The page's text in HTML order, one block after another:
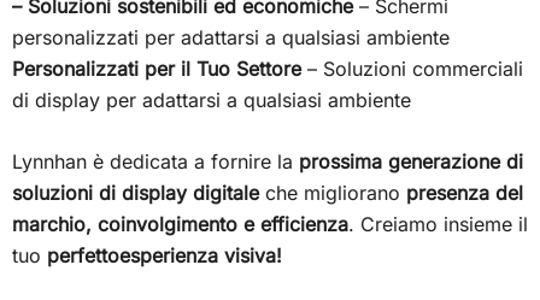
– Soluzioni sostenibili ed economiche– Schermi
personalizzati per adattarsi a qualsiasi ambiente
Personalizzati per il Tuo Settore– Soluzioni commerciali
di display per adattarsi a qualsiasi ambiente
Lynnhan è dedicata a fornire la prossima generazione di
soluzioni di display digitaleche migliorano presenza del
marchio, coinvolgimento e efficienza. Creiamo insieme il
tuo perfettoesperienza visiva!